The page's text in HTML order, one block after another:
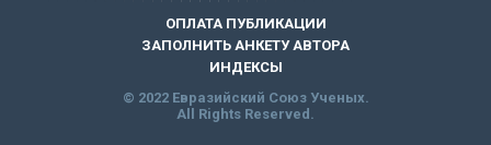
ОПЛАТА ПУБЛИКАЦИИ
ЗАПОЛНИТЬ АНКЕТУ АВТОРА
ИНДЕКСЫ
© 2022 Евразийский Союз Ученых.
All Rights Reserved.